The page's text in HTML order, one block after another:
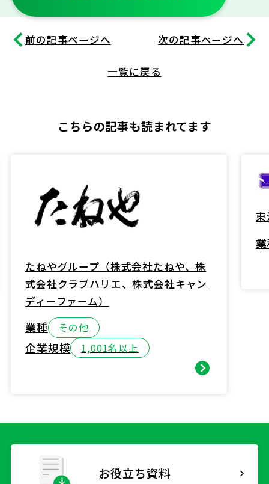
前の記事ページへ
一覧に戻る
次の記事ページへ
こちらの記事も読まれてます
たねやグループ（株式会社たねや、株
式会社クラブハリエ、株式会社キャン
ディーファーム）
業種 その他
企業規模 1,001名以上
お役立ち資料